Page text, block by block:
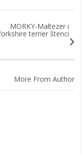
MORKY-Maltezer i
terrier štenci
More From Author